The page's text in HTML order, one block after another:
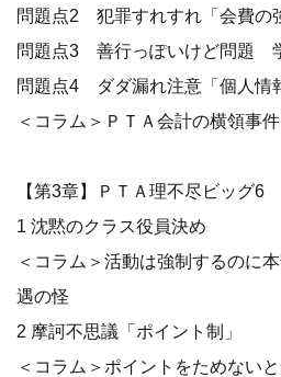
問題点2 犯罪すれすれ「会費の
問題点3 善行っぽいけど問題
問題点4 ダダ漏れ注意「個人情
＜コラム＞ＰＴＡ会計の横領事
【第3章】ＰＴＡ理不尽ビッグ
1 沈黙のクラス役員決め
＜コラム＞活動は強制するのに
遇の怪
2 摩訶不思議「ポイント制」
＜コラム＞ポイントをためない